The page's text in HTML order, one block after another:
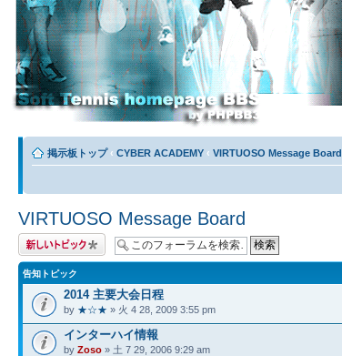
掲示板トップ ‹ CYBER ACADEMY ‹ VIRTUOSO Message Board
VIRTUOSO Message Board
トピックを投稿す
る
告知トピック
2014 主要大会日程
by ★☆★ » 火 4 28, 2009 3:55 pm
インターハイ情報
by Zoso » 土 7 29, 2006 9:29 am